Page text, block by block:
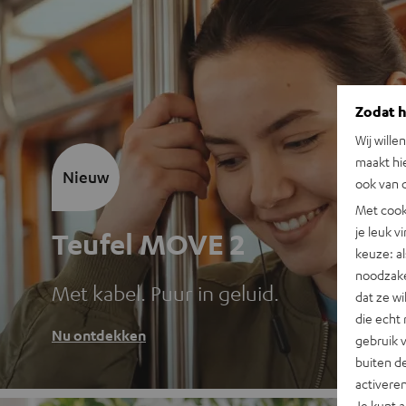
Teufel MOVE 2
Met kabel. Puur in geluid.
Nu ontdekken
Nieuw
Zodat
Wij
maakt
ook van
Met
je leuk
keuze:
dat ze
die echt
gebruik
buiten